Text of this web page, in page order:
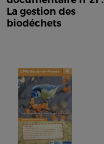
La gestion des
biodéchets